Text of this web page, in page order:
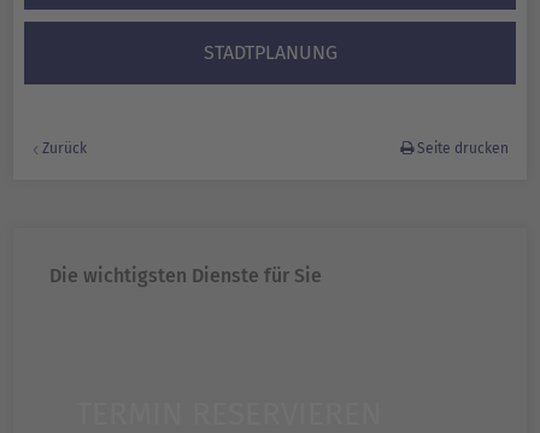
STADTPLANUNG
Zurück Seite drucken
Die wichtigsten Dienste für Sie